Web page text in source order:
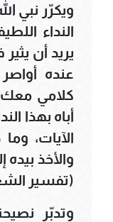
ويكرّر نبي
النداء
يريد أن
عنده
كلامي معك
أباه بهذا
الآيات،
والأخذ
(تفسير
وتدبّر